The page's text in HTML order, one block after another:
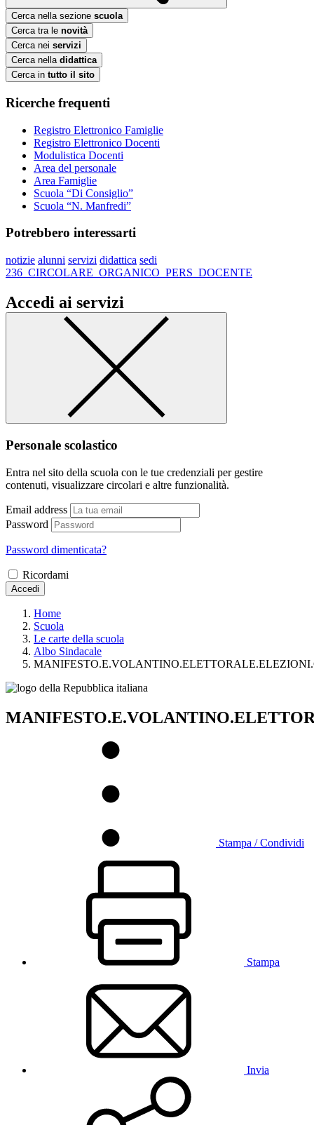
Cerca nella sezione scuola
Cerca tra le novità
Cerca nei servizi
Cerca nella didattica
Cerca in tutto il sito
Ricerche frequenti
Registro Elettronico Famiglie
Registro Elettronico Docenti
Modulistica Docenti
Area del personale
Area Famiglie
Scuola “Di Consiglio”
Scuola “N. Manfredi”
Potrebbero interessarti
notizie alunni servizi didattica sedi
236_CIRCOLARE_ORGANICO_PERS_DOCENTE
Accedi ai servizi
Personale scolastico
Entra nel sito della scuola con le tue credenziali per gestire
contenuti, visualizzare circolari e altre funzionalità.
Email address
Password
Password dimenticata?
Ricordami
Accedi
Home
Scuola
Le carte della scuola
Albo Sindacale
Stampa / Condividi
Stampa
Invia